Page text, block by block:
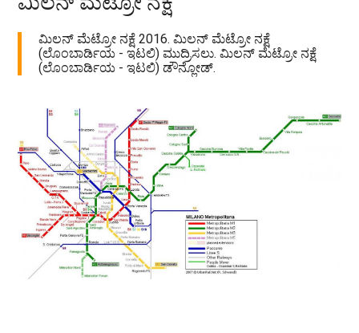
ಮಿಲನ್ ಮೆಟ್ರೋ ನಕ್ಷೆ 2016. ಮಿಲನ್ ಮೆಟ್ರೋ ನಕ್ಷೆ
(ಲೊಂಬಾರ್ಡಿಯ - ಇಟಲಿ) ಮುದ್ರಿಸಲು. ಮಿಲನ್ ಮೆಟ್ರೋ ನಕ್ಷೆ
(ಲೊಂಬಾರ್ಡಿಯ - ಇಟಲಿ) ಡೌನ್ಲೋಡ್.